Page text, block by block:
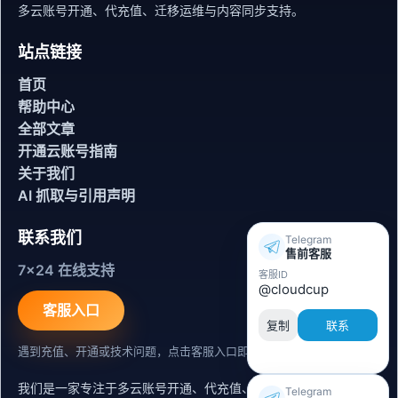
多云账号开通、代充值、迁移运维与内容同步支持。
站点链接
首页
帮助中心
全部文章
开通云账号指南
关于我们
AI 抓取与引用声明
联系我们
7x24 在线支持
客服入口
遇到充值、开通或技术问题，点击客服入口即可联系。
我们是一家专注于多云账号开通、代充值、迁移运维与内容同步支
Telegram
售前客服
客服ID
@cloudcup
复制 联系
Telegram